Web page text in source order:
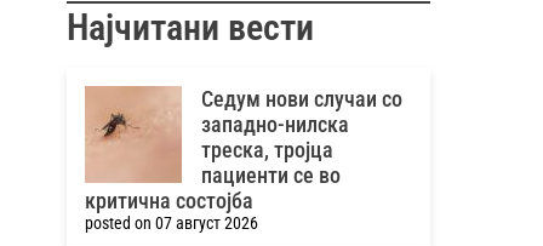
Најчитани вести
Седум нови случаи со
западно-нилска
треска, тројца
пациенти се во
критична состојба
posted on 07 август 2026